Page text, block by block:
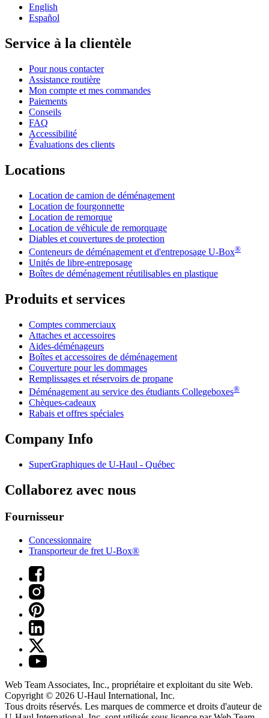
English
Español
Service à la clientèle
Pour nous contacter
Assistance routière
Mon compte et mes commandes
Paiements
Conseils
FAQ
Accessibilité
Évaluations des clients
Locations
Location de camion de déménagement
Location de fourgonnette
Location de remorque
Location de véhicule de remorquage
Diables et couvertures de protection
Conteneurs de déménagement et d'entreposage U-Box®
Unités de libre-entreposage
Boîtes de déménagement réutilisables en plastique
Produits et services
Comptes commerciaux
Attaches et accessoires
Aides-déménageurs
Boîtes et accessoires de déménagement
Couverture pour les dommages
Remplissages et réservoirs de propane
Déménagement au service des étudiants Collegeboxes®
Chèques-cadeaux
Rabais et offres spéciales
Company Info
SuperGraphiques de U-Haul - Québec
Collaborez avec nous
Fournisseur
Concessionnaire
Transporteur de fret U-Box®
Web Team Associates, Inc., propriétaire et exploitant du site Web.
Copyright © 2026 U-Haul International, Inc.
Tous droits réservés. Les marques de commerce et droits d'auteur de